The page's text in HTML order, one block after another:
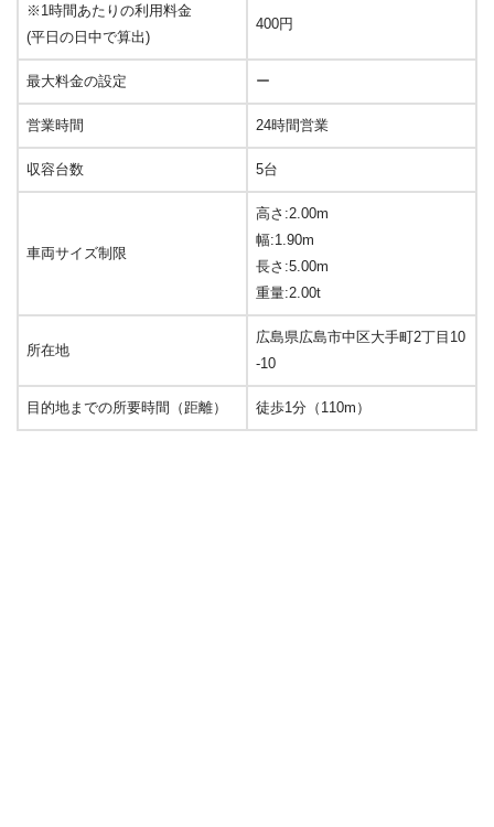
※1時間あたりの利用料金
(平日の日中で算出)
400円
最大料金の設定 ー
営業時間 24時間営業
収容台数 5台
車両サイズ制限
高さ:2.00m
幅:1.90m
長さ:5.00m
重量:2.00t
所在地
広島県広島市中区大手町2丁目10
-10
目的地までの所要時間（距離） 徒歩1分（110m）